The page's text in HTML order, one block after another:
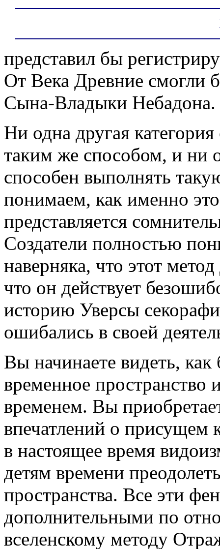
представил бы
От Века Древние смогли
Сына-Владыки Небадона.
Ни одна другая
таким же способом, и ни
способен выполнять
понимаем, как именно
представляется
Создатели полностью
наверняка, что этот
что он действует
историю Уверсы
ошибались в своей
Вы начинаете видеть,
временное пространство
временем. Вы
впечатлений о присущем
в настоящее время
детям времени
пространства. Все эти
дополнительными по
вселенскому методу